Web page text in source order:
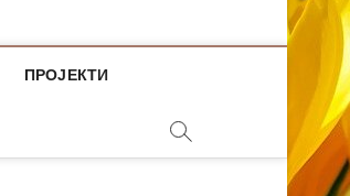
ПРОЈЕКТИ